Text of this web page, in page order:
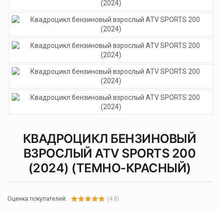
КВАДРОЦИКЛ БЕНЗИНОВЫЙ
ВЗРОСЛЫЙ ATV SPORTS 200
(2024) (ТЕМНО-КРАСНЫЙ)
Оценка покупателей: (4.8)